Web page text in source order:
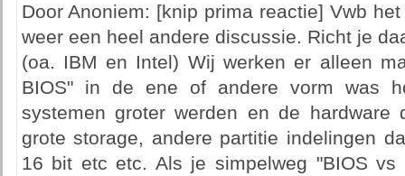
Door Anoniem: [knip prima reactie] Vwb
weer een heel andere discussie. Richt je
(oa. IBM en Intel) Wij werken er alleen
BIOS" in de ene of andere vorm was
systemen groter werden en de hardware
grote storage, andere partitie indelingen
16 bit etc etc. Als je simpelweg "BIOS